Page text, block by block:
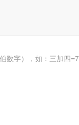
数字），如：三加四=7